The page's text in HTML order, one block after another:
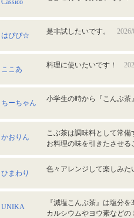
Cassico
はぴぴ☆ 是非試したいです。
ここあ 料理に使いたいです！
ちーちゃん 小学生の時から『こんぶ
かおりん
こぶ茶は調味料として常備
お料理の味を引きたさせ
ひまわり 色々アレンジして楽しみ
UNIKA
『減塩こんぶ茶』は塩分
カルシウムやヨウ素など